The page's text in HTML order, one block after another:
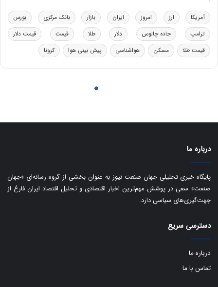
درباره ما
پایگاه خبری-تحلیلی جهان صنعت نیوز به عنوان بخشی از گروه رسانه‌ای «جهان
صنعت» سعی در پوشش مهم‌ترین اخبار اقتصادی و تحلیل اقتصاد ایران فارغ از
جهت‌گیری‌های سیاسی دارد.
دسترسی سریع
درباره ما
تماس با ما